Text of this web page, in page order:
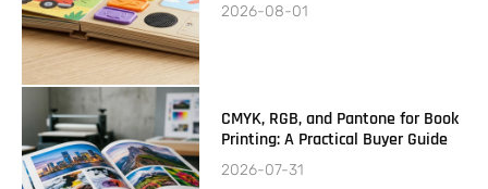
2026-08-01
CMYK, RGB, and Pantone for Book
Printing: A Practical Buyer Guide
2026-07-31